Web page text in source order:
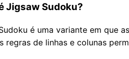
Jigsaw Sudoku?
é uma variante em que
regras de linhas e colunas